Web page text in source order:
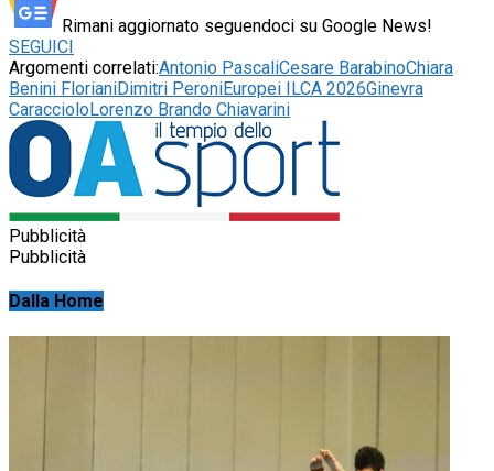
Rimani aggiornato seguendoci su Google News!
SEGUICI
Argomenti correlati:Antonio PascaliCesare BarabinoChiara
Benini FlorianiDimitri PeroniEuropei ILCA 2026Ginevra
CaraccioloLorenzo Brando Chiavarini
Pubblicità
Pubblicità
Dalla Home